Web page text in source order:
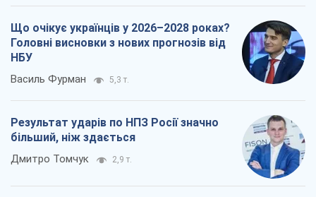
Що очікує українців у 2026–2028 роках?
Головні висновки з нових прогнозів від
НБУ
Василь Фурман 5,3 т.
Результат ударів по НПЗ Росії значно
більший, ніж здається
Дмитро Томчук 2,9 т.